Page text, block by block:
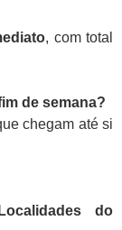
, com total
de semana?
chegam até si
do